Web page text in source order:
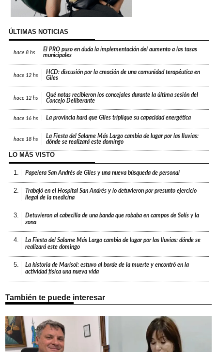
ÚLTIMAS NOTICIAS
hace 8 hs
El PRO puso en duda la implementación del aumento a las tasas
municipales
hace 12 hs
HCD: discusión por la creación de una comunidad terapéutica en
Giles
hace 12 hs
Qué notas recibieron los concejales durante la última sesión del
Concejo Deliberante
hace 16 hs La provincia hará que Giles triplique su capacidad energética
hace 18 hs
La Fiesta del Salame Más Largo cambia de lugar por las lluvias:
dónde se realizará este domingo
LO MÁS VISTO
1. Papelera San Andrés de Giles y una nueva búsqueda de personal
2.
Trabajó en el Hospital San Andrés y lo detuvieron por presunto ejercicio
ilegal de la medicina
3.
Detuvieron al cabecilla de una banda que robaba en campos de Solís y la
zona
4.
La Fiesta del Salame Más Largo cambia de lugar por las lluvias: dónde se
realizará este domingo
5.
La historia de Marisol: estuvo al borde de la muerte y encontró en la
actividad física una nueva vida
También te puede interesar